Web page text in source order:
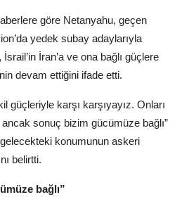
göre Netanyahu, geçen
yedek subay adaylarıyla
İran’a ve ona bağlı güçlere
devam ettiğini ifade etti.
güçleriyle karşı karşıyayız. Onları
sonuç bizim gücümüze bağlı”
konumunun askeri
belirtti.
bağlı”